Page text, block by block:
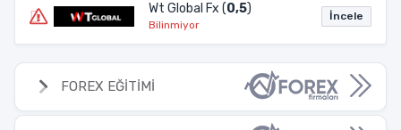
Wt Global Fx (0,5)
Bilinmiyor
İncele
FOREX EĞİTİMİ